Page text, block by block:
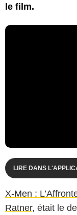
le film.
LIRE DANS
X-Men :
Ratner, était le